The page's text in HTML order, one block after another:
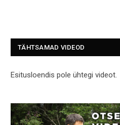
TÄHTSAMAD VIDEOD
Esitusloendis pole ühtegi videot.